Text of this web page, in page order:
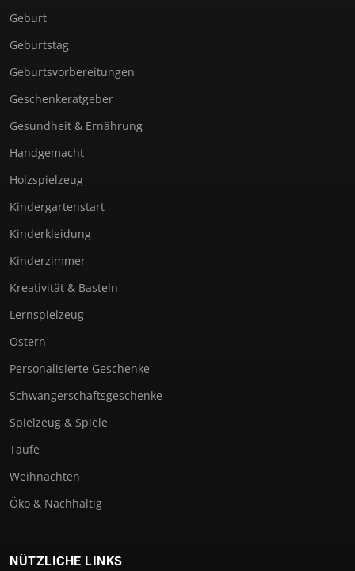
Geburt
Geburtstag
Geburtsvorbereitungen
Geschenkeratgeber
Gesundheit & Ernährung
Handgemacht
Holzspielzeug
Kindergartenstart
Kinderkleidung
Kinderzimmer
Kreativität & Basteln
Lernspielzeug
Ostern
Personalisierte Geschenke
Schwangerschaftsgeschenke
Spielzeug & Spiele
Taufe
Weihnachten
Öko & Nachhaltig
NÜTZLICHE LINKS